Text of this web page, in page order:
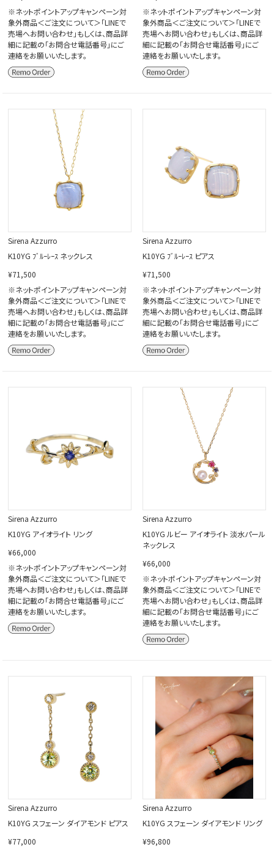
※ネットポイントアップキャンペーン対
象外商品＜ご注文について＞「LINEで
売場へお問い合わせ」もしくは、商品詳
細に記載の「お問合せ電話番号」にご
連絡をお願いいたします。
※ネットポイントアップキャンペーン対
象外商品＜ご注文について＞「LINEで
売場へお問い合わせ」もしくは、商品詳
細に記載の「お問合せ電話番号」にご
連絡をお願いいたします。
Sirena Azzurro
K10YG ﾌﾞﾙｰﾚｰｽ ネックレス
¥71,500
※ネットポイントアップキャンペーン対
象外商品＜ご注文について＞「LINEで
売場へお問い合わせ」もしくは、商品詳
細に記載の「お問合せ電話番号」にご
連絡をお願いいたします。
Sirena Azzurro
K10YG ﾌﾞﾙｰﾚｰｽ ピアス
¥71,500
※ネットポイントアップキャンペーン対
象外商品＜ご注文について＞「LINEで
売場へお問い合わせ」もしくは、商品詳
細に記載の「お問合せ電話番号」にご
連絡をお願いいたします。
Sirena Azzurro
K10YG アイオライト リング
¥66,000
※ネットポイントアップキャンペーン対
象外商品＜ご注文について＞「LINEで
売場へお問い合わせ」もしくは、商品詳
細に記載の「お問合せ電話番号」にご
連絡をお願いいたします。
Sirena Azzurro
K10YG ルビー アイオライト 淡水パール
ネックレス
¥66,000
※ネットポイントアップキャンペーン対
象外商品＜ご注文について＞「LINEで
売場へお問い合わせ」もしくは、商品詳
細に記載の「お問合せ電話番号」にご
連絡をお願いいたします。
Sirena Azzurro
K10YG スフェーン ダイアモンド ピアス
¥77,000
Sirena Azzurro
K10YG スフェーン ダイアモンド リング
¥96,800